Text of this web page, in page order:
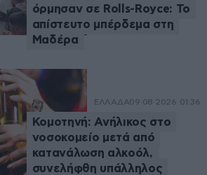
όρμησαν σε Rolls-Royce: Το
απίστευτο μπέρδεμα στη
Μαδέρα
ΕΛΛΑΔΑ09·08·2026 01:36
Κομοτηνή: Ανήλικος στο
νοσοκομείο μετά από
κατανάλωση αλκοόλ,
συνελήφθη υπάλληλος